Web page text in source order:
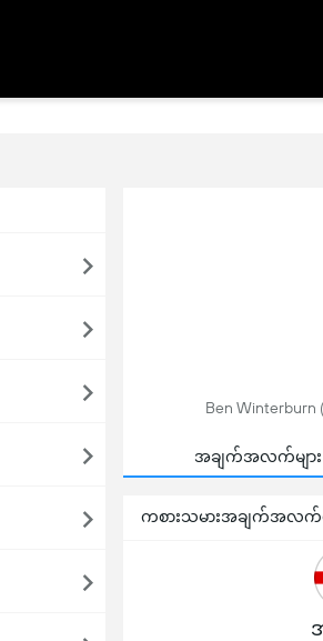
Ben
အချက်အလက်များ
ကစားသမားအချက်အလက်မ